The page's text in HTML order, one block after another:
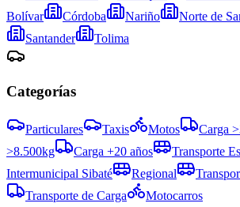
Bolívar
Córdoba Nariño Norte de
Santander
Tolima
Categorías
Particulares Taxis Motos Carga
>8.500kg
Carga +20 años
Transporte
Intermunicipal Sibaté
Regional
Transporte de Carga
Motocarros